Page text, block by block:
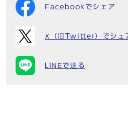
Facebookでシェア
X（旧Twitter）でシェ
LINEで送る